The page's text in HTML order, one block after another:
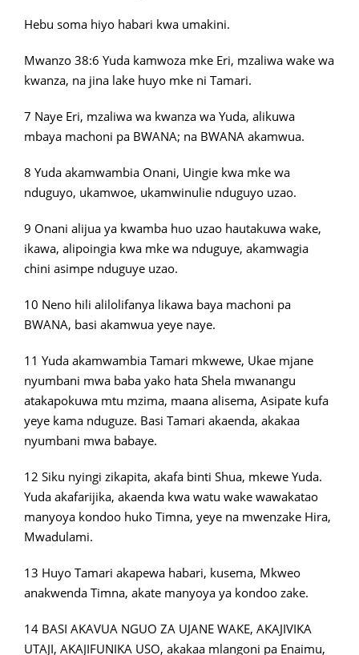
Hebu soma hiyo habari kwa umakini.
Mwanzo 38:6 Yuda kamwoza mke Eri, mzaliwa wake wa
kwanza, na jina lake huyo mke ni Tamari.
7 Naye Eri, mzaliwa wa kwanza wa Yuda, alikuwa
mbaya machoni pa BWANA; na BWANA akamwua.
8 Yuda akamwambia Onani, Uingie kwa mke wa
nduguyo, ukamwoe, ukamwinulie nduguyo uzao.
9 Onani alijua ya kwamba huo uzao hautakuwa wake,
ikawa, alipoingia kwa mke wa nduguye, akamwagia
chini asimpe nduguye uzao.
10 Neno hili alilolifanya likawa baya machoni pa
BWANA, basi akamwua yeye naye.
11 Yuda akamwambia Tamari mkwewe, Ukae mjane
nyumbani mwa baba yako hata Shela mwanangu
atakapokuwa mtu mzima, maana alisema, Asipate kufa
yeye kama nduguze. Basi Tamari akaenda, akakaa
nyumbani mwa babaye.
12 Siku nyingi zikapita, akafa binti Shua, mkewe Yuda.
Yuda akafarijika, akaenda kwa watu wake wawakatao
manyoya kondoo huko Timna, yeye na mwenzake Hira,
Mwadulami.
13 Huyo Tamari akapewa habari, kusema, Mkweo
anakwenda Timna, akate manyoya ya kondoo zake.
14 BASI AKAVUA NGUO ZA UJANE WAKE, AKAJIVIKA
UTAJI, AKAJIFUNIKA USO, akakaa mlangoni pa Enaimu,